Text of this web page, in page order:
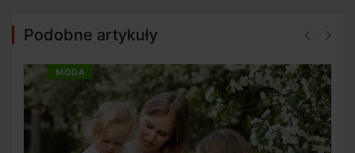
Podobne artykuły
MODA